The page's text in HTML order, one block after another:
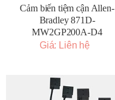
Cảm biến tiệm cận Allen-
Bradley 871D-
MW2GP200A-D4
Giá: Liên hệ